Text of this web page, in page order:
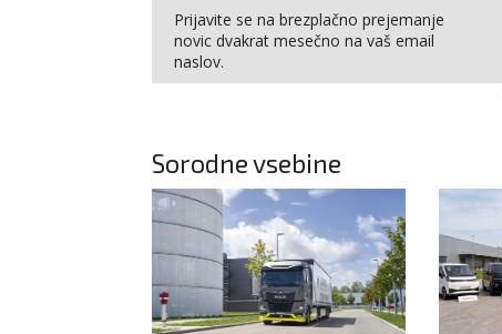
Prijavite se na brezplačno prejemanje
novic dvakrat mesečno na vaš email
naslov.
Sorodne vsebine